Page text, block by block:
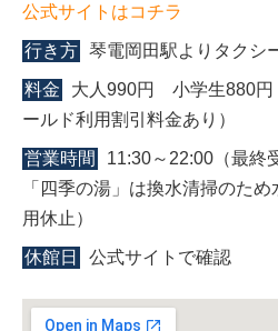
公式サイトはコチラ
行き方 琴電岡田駅よりタクシ
料金
大人990円 小学生880
ールド利用割引料金あり）
営業時間
11:30～22:00（最終
「四季の湯」は換水清掃のた
用休止）
休館日 公式サイトで確認